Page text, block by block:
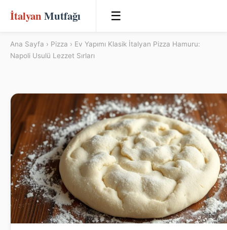
İtalyan Mutfağı ☰
Ana Sayfa › Pizza › Ev Yapımı Klasik İtalyan Pizza Hamuru:
Napoli Usulü Lezzet Sırları